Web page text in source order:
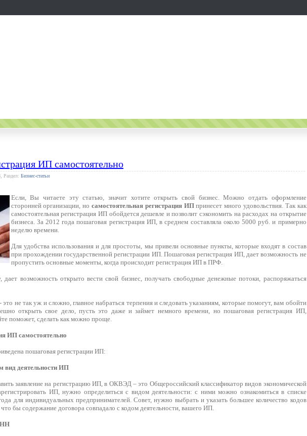
ИП самостоятельно
Раздел: Бизнес-статьи
Если, Вы читаете эту статью, значит хотите открыть свой бизнес. Можно отдать оформление
сторонней организации, но самостоятельная регистрация ИПпринесет много удовольствия. Так как
самостоятельная регистрация ИП обойдется дешевле и позволит сэкономить на расходах на открытие
бизнеса. За 2012 года пошаговая регистрация ИП, в среднем составляла около 5000 руб. и примерно
неделю времени.
Для удобства использования и для простоты, мы привели основные пункты, которые входят в состав
при прохождении государственной регистрации ИП. Пошаговая регистрация ИП, дает возможность не
пропустить основные моменты, когда происходит регистрация ИП в ПРФ.
возможность открыто вести свой бизнес, получать свободные денежные потоки, распоряжаться
это не так уж и сложно, главное набраться терпения и следовать указаниям, которые помогут, вам обойти
открыть свое дело, пусть это даже и займет немного времени, но пошаговая регистрация ИП,
поможет, сделать как можно проще.
ИП самостоятельно
пошаговая регистрации ИП:
деятельности ИП
заявление на регистрацию ИП, в ОКВЭД – это Общероссийский классификатор видов экономической
ИП, нужно определиться с видом деятельности: с ними можно ознакомиться в списке
для индивидуальных предпринимателей. Совет, нужно выбрать и указать большее количество кодов
бы содержание договора совпадало с кодом деятельности, вашего ИП.